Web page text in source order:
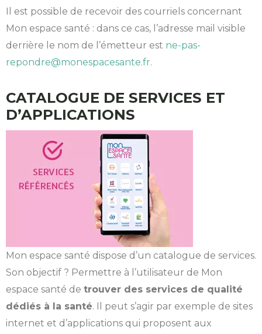
Il est possible de recevoir des courriels concernant
Mon espace santé : dans ce cas, l’adresse mail visible
derrière le nom de l’émetteur est ne-pas-
repondre@monespacesante.fr.
CATALOGUE DE SERVICES ET
D’APPLICATIONS
Mon espace santé dispose d’un catalogue de services.
Son objectif ? Permettre à l’utilisateur de Mon
espace santé de trouver des services de qualité
dédiés à la santé. Il peut s’agir par exemple de sites
internet et d’applications qui proposent aux